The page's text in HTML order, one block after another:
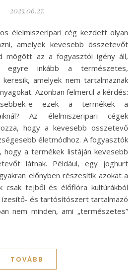
2025.06.27.
amelyek kevesebb összetevőt
mögött az a fogyasztói igény áll,
egyre inkább a természetes,
amelyek nem tartalmaznak
Azonban felmerül a kérdés:
e ezek a termékek a
Az élelmiszeripari cégek
hogy a kevesebb összetevő
életmódhoz. A fogyasztók
hogy a termékek listáján kevesebb
látnak. Például, egy joghurt
előnyben részesítik azokat a
csak tejből és élőflóra kultúrákból
ízesítő- és tartósítószert tartalmazó
nem minden, ami „természetes”
TOVÁBB